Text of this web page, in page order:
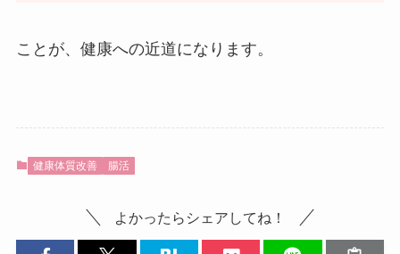
ことが、健康への近道になります。
健康体質改善 腸活
よかったらシェアしてね！